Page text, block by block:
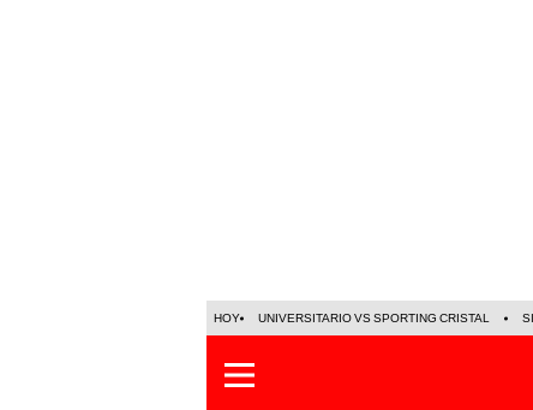
HOY UNIVERSITARIO VS SPORTING CRISTAL